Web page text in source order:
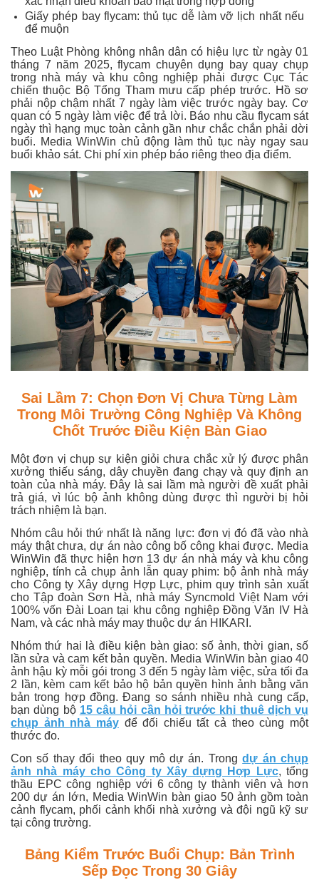
Giấy phép bay flycam: thủ tục dễ làm vỡ lịch nhất nếu
để muộn
Theo Luật Phòng không nhân dân có hiệu lực từ ngày 01
tháng 7 năm 2025, flycam chuyên dụng bay quay chụp
trong nhà máy và khu công nghiệp phải được Cục Tác
chiến thuộc Bộ Tổng Tham mưu cấp phép trước. Hồ sơ
phải nộp chậm nhất 7 ngày làm việc trước ngày bay. Cơ
quan có 5 ngày làm việc để trả lời. Báo nhu cầu flycam sát
ngày thì hạng mục toàn cảnh gần như chắc chắn phải dời
buổi. Media WinWin chủ động làm thủ tục này ngay sau
buổi khảo sát. Chi phí xin phép báo riêng theo địa điểm.
Sai Lầm 7: Chọn Đơn Vị Chưa Từng Làm
Trong Môi Trường Công Nghiệp Và Không
Chốt Trước Điều Kiện Bàn Giao
Một đơn vị chụp sự kiện giỏi chưa chắc xử lý được phân
xưởng thiếu sáng, dây chuyền đang chạy và quy định an
toàn của nhà máy. Đây là sai lầm mà người đề xuất phải
trả giá, vì lúc bộ ảnh không dùng được thì người bị hỏi
trách nhiệm là bạn.
Nhóm câu hỏi thứ nhất là năng lực: đơn vị đó đã vào nhà
máy thật chưa, dự án nào công bố công khai được. Media
WinWin đã thực hiện hơn 13 dự án nhà máy và khu công
nghiệp, tính cả chụp ảnh lẫn quay phim: bộ ảnh nhà máy
cho Công ty Xây dựng Hợp Lực, phim quy trình sản xuất
cho Tập đoàn Sơn Hà, nhà máy Syncmold Việt Nam với
100% vốn Đài Loan tại khu công nghiệp Đồng Văn IV Hà
Nam, và các nhà máy may thuộc dự án HIKARI.
Nhóm thứ hai là điều kiện bàn giao: số ảnh, thời gian, số
lần sửa và cam kết bản quyền. Media WinWin bàn giao 40
ảnh hậu kỳ mỗi gói trong 3 đến 5 ngày làm việc, sửa tối đa
2 lần, kèm cam kết bảo hộ bản quyền hình ảnh bằng văn
bản trong hợp đồng. Đang so sánh nhiều nhà cung cấp,
bạn dùng bộ 15 câu hỏi cần hỏi trước khi thuê dịch vụ
chụp ảnh nhà máyđể đối chiếu tất cả theo cùng một
thước đo.
Con số thay đổi theo quy mô dự án. Trongdự án chụp
ảnh nhà máy cho Công ty Xây dựng Hợp Lực, tổng
thầu EPC công nghiệp với 6 công ty thành viên và hơn
200 dự án lớn, Media WinWin bàn giao 50 ảnh gồm toàn
cảnh flycam, phối cảnh khối nhà xưởng và đội ngũ kỹ sư
tại công trường.
Bảng Kiểm Trước Buổi Chụp: Bản Trình
Sếp Đọc Trong 30 Giây